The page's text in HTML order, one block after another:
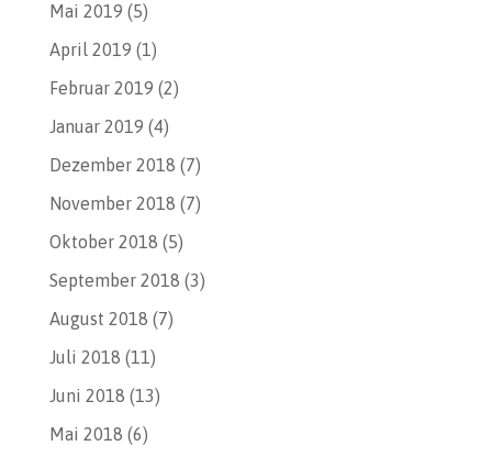
Mai 2019 (5)
April 2019 (1)
Februar 2019 (2)
Januar 2019 (4)
Dezember 2018 (7)
November 2018 (7)
Oktober 2018 (5)
September 2018 (3)
August 2018 (7)
Juli 2018 (11)
Juni 2018 (13)
Mai 2018 (6)